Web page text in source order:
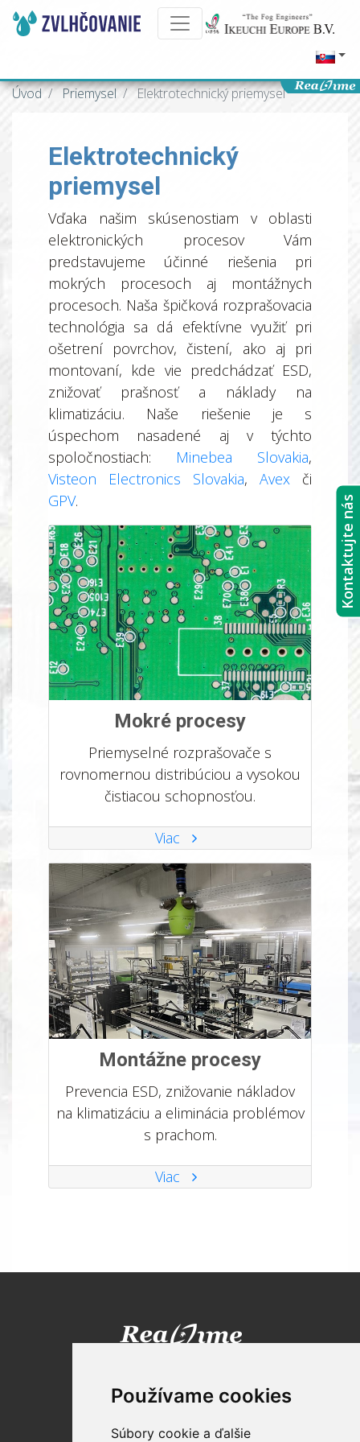
Používame cookies
Súbory cookie a ďalšie
Úvod Priemysel Elektrotechnický priemysel
Elektrotechnický
priemysel
Vďaka našim skúsenostiam v oblasti
elektronických procesov Vám
predstavujeme účinné riešenia pri
mokrých procesoch aj montážnych
procesoch. Naša špičková rozprašovacia
technológia sa dá efektívne využiť pri
ošetrení povrchov, čistení, ako aj pri
montovaní, kde vie predchádzať ESD,
znižovať prašnosť a náklady na
klimatizáciu. Naše riešenie je s
úspechom nasadené aj v týchto
spoločnostiach: Minebea Slovakia,
Visteon Electronics Slovakia, Avex či
GPV.
Mokré procesy
Priemyselné rozprašovače s
rovnomernou distribúciou a vysokou
čistiacou schopnosťou.
Viac
Montážne procesy
Prevencia ESD, znižovanie nákladov
na klimatizáciu a eliminácia problémov
s prachom.
Viac
Technická 5
821 04 Bratislava
Tel: +421 2 2120 1800
Kontaktujte nás